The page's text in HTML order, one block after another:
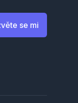
se mi